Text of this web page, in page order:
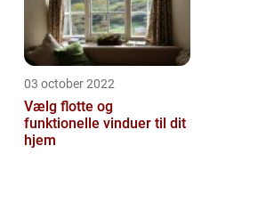
03 october 2022
Vælg flotte og
funktionelle vinduer til dit
hjem